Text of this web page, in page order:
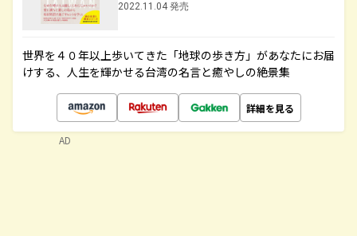
2022.11.04 発売
世界を４０年以上歩いてきた「地球の歩き方」があなたにお届
けする、人生を輝かせる台湾の名言と癒やしの絶景集
詳細を見る
AD